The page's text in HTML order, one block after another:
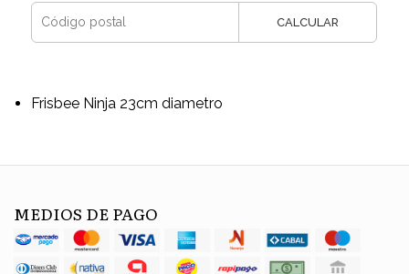
CALCULAR
Frisbee Ninja 23cm diametro
MEDIOS DE PAGO